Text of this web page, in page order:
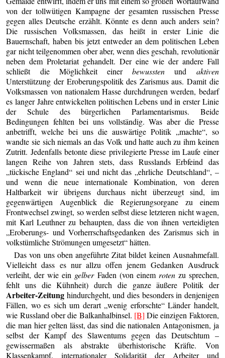
von der tollwütigen Kampagne der gesamten russischen Presse
gegen alles Deutsche erzählt. Könnte es denn auch anders sein?
Die russischen Volksmassen, das heißt in erster Linie die
Bauernschaft, haben bis jetzt entweder an dem politischen Leben
gar nicht teilgenommen ober aber, wenn dies geschah, revolutionär
neben dem Proletariat gehandelt. Der eine wie der andere Fall
schließt die Möglichkeit einerbewussten und aktiven
Unterstützung der Eroberungspolitik des Zarismus aus. Damit die
Volksmassen von nationalem Hasse durchdrungen werden, bedarf
es langer Jahre entwickelten politischen Lebens und in erster Linie
der Schule des bürgerlichen Parlamentarismus. Beide
Bedingungen fehlten bei uns vollständig. Was aber die Presse
anbetrifft, welche bei uns die auswärtige Politik „machte“, so
wandte sie sich niemals an das Volk und hatte auch zu ihm keinen
Zutritt. Jedenfalls betonte diese privilegierte Presse im Laufe einer
langen Reihe von Jahren stets, dass Russlands Erbfeind das
„tückische England“ sei und nicht das „ehrliche Deutschland“, –
und wenn die neue internationale Kombination, von deren
Haltbarkeit wir übrigens durchaus nicht überzeugt sind, im
gegenwärtigen Augenblick die Regierungsorgane zu einem
Frontwechsel zwingt, so werden selbst diese letzteren nicht wagen,
mit Karl Leuthner zu behaupten, dass die von ihnen verteidigten
„Eroberungs- und Vorherrschaftsgedanken des Zarismus sich in
volkstümliche Strömungen umgesetzt“ hätten.
Das von uns oben angeführte Zitat bildet keinen Ausnahmefall.
Vielleicht dass es nur allzu offen jenem Gedanken Ausdruck
verleiht, der wie ein gelberFaden (von einem rotenzu sprechen,
fehlt uns die Kühnheit) durch die ganze äußere Politik der
Arbeiter-Zeitung hindurchgeht, und dies besonders in denjenigen
Fällen, wo es sich um derart „wenig erforschte“ Länder handelt,
wie Russland ober die Balkanhalbinsel. [B] Die einzigen Faktoren,
die man hier gelten lässt, das sind die nationalen Antagonismen, ja
selbst der Kampf des Slawentums gegen das Deutschtum –
gewissermaßen als abstrakte überhistorische Kräfte. Von
Klassenkampf, internationaler Solidarität der Arbeiter und